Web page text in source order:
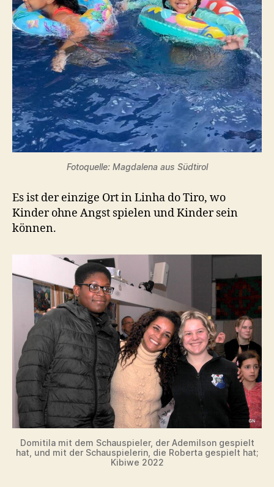
Fotoquelle: Magdalena aus Südtirol
Es ist der einzige Ort in Linha do Tiro, wo
Kinder ohne Angst spielen und Kinder sein
können.
Domitila mit dem Schauspieler, der Ademilson gespielt
hat, und mit der Schauspielerin, die Roberta gespielt hat;
Kibiwe 2022